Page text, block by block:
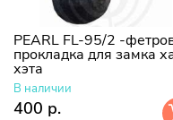
PEARL FL-95/2 -
прокладка для замка
хэта
В наличии
400 р.